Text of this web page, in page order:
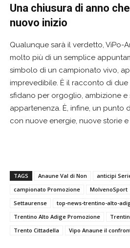
Una chiusura di anno
nuovo inizio
Qualunque sarà il verdetto, ViPo-
molto più di un semplice
simbolo di un campionato vivo,
imprevedibile. È il racconto di
sfidano per orgoglio, ambizione e
appartenenza. È, infine, un punto
con nuove energie, nuove storie
TAGS Anaune Val di Non anticipi
campionato Promozione
MolvenoSport
Settaurense
top-news-trentino-alto-
Trentino Alto Adige Promozione
Trento Cittadella
Vipo Anaune il